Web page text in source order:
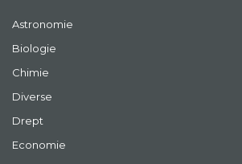
Astronomie
Biologie
Chimie
Diverse
Drept
Economie